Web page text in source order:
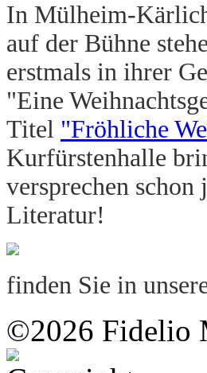
In Mülheim-
auf der Bühne
erstmals in ihrer
"Eine
Titel "Fröhliche
Kurfürstenhalle
versprechen
Literatur!
finden Sie in
©2026 Fidelio